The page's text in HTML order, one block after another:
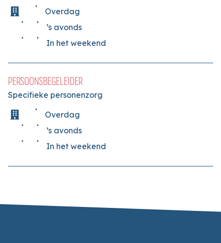
Overdag
’s avonds
In het weekend
PERSOONSBEGELEIDER
Specifieke personenzorg
Overdag
’s avonds
In het weekend